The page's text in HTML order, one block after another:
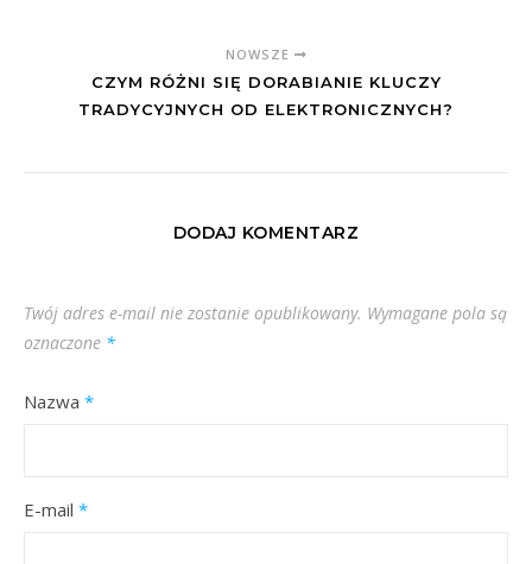
NOWSZE
CZYM RÓŻNI SIĘ DORABIANIE KLUCZY
TRADYCYJNYCH OD ELEKTRONICZNYCH?
DODAJ KOMENTARZ
Twój adres e-mail nie zostanie opublikowany. Wymagane pola są
oznaczone *
Nazwa *
E-mail *